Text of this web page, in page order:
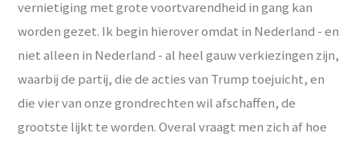
vernietiging met grote voortvarendheid in gang kan
worden gezet. Ik begin hierover omdat in Nederland - en
niet alleen in Nederland - al heel gauw verkiezingen zijn,
waarbij de partij, die de acties van Trump toejuicht, en
die vier van onze grondrechten wil afschaffen, de
grootste lijkt te worden. Overal vraagt men zich af hoe